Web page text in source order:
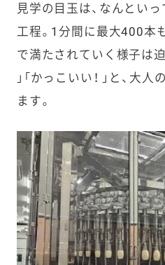
見学の目玉は、なんとい
工程。1分間に最大400本
で満たされていく様子は迫
」「かっこいい！ 」と、大
ます。